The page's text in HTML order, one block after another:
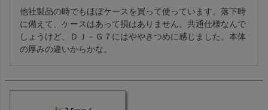
他社製品の時でもほぼケースを買って使っています。落下時
に備えて、ケースはあって損はありません。共通仕様なんで
しょうけど、ＤＪ－Ｇ７にはややきつめに感じました。本体
の厚みの違いからかな。